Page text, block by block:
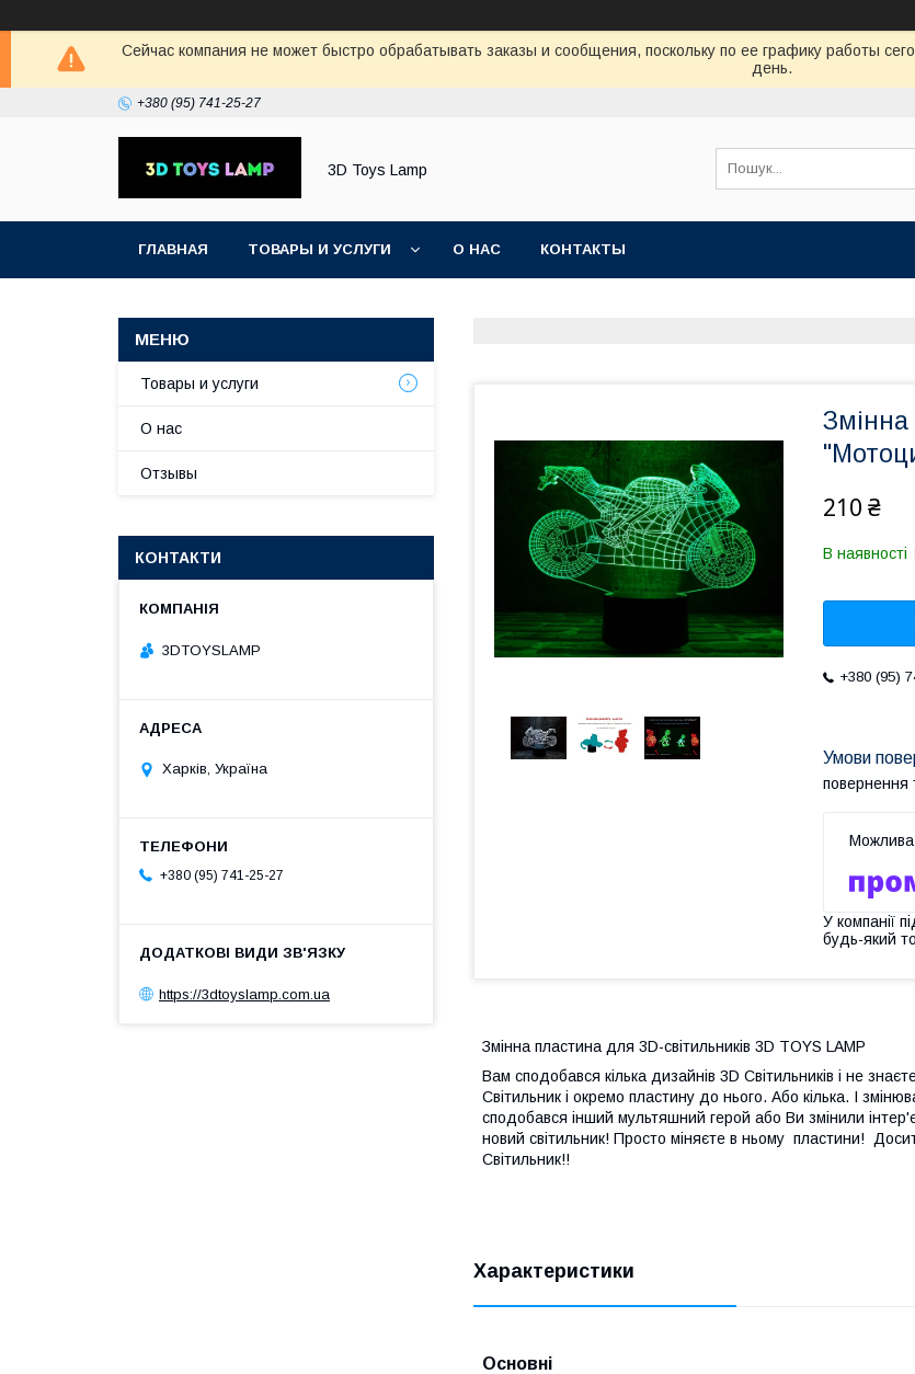
Сейчас компания не может быстро обрабатывать заказы и сообщения, поскольку по ее графику работы
день.
+380 (95) 741-25-27
3D Toys Lamp
ГЛАВНАЯ ТОВАРЫ И УСЛУГИ О НАС КОНТАКТЫ
Змінна
210 ₴
В наявності
+380 (95)
повернення
У компанії
будь-який
Змінна пластина для 3D-світильників 3D TOYS LAMP
Вам сподобався кілька дизайнів 3D Світильників і не
Світильник і окремо пластину до нього. Або кілька. І
сподобався інший мультяшний герой або Ви змінили
новий світильник! Просто міняєте в ньому пластини!
Світильник!!
Характеристики
Основні
Товары и услуги
О нас
Отзывы
КОНТАКТИ
3DTOYSLAMP
Харків, Україна
+380 (95) 741-25-27
https://3dtoyslamp.com.ua